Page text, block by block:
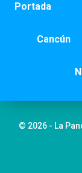
Portada
Cancún
© 2026 - La